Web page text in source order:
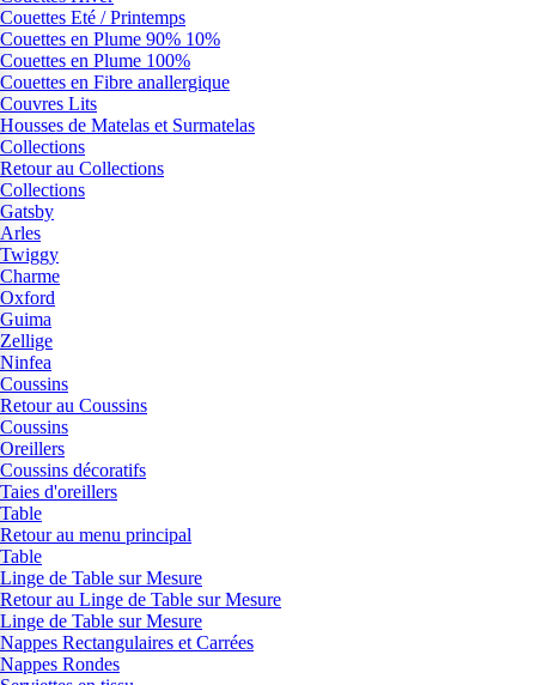
Couettes Eté / Printemps
Couettes en Plume 90% 10%
Couettes en Plume 100%
Couettes en Fibre anallergique
Couvres Lits
Housses de Matelas et Surmatelas
Collections
Retour au Collections
Collections
Gatsby
Arles
Twiggy
Charme
Oxford
Guima
Zellige
Ninfea
Coussins
Retour au Coussins
Coussins
Oreillers
Coussins décoratifs
Taies d'oreillers
Table
Retour au menu principal
Table
Linge de Table sur Mesure
Retour au Linge de Table sur Mesure
Linge de Table sur Mesure
Nappes Rectangulaires et Carrées
Nappes Rondes